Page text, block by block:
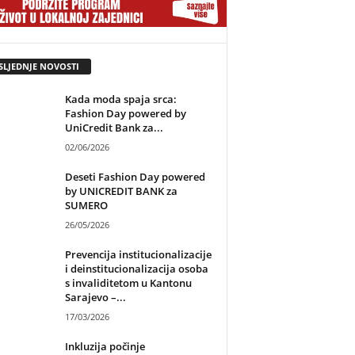
NOVOSTI
Kada moda spaja srca:
Fashion Day powered by
UniCredit Bank za...
02/06/2026
Deseti Fashion Day powered
by UNICREDIT BANK za
SUMERO
26/05/2026
Prevencija institucionalizacije
i deinstitucionalizacija osoba
s invaliditetom u Kantonu
Sarajevo –...
17/03/2026
Inkluzija počinje